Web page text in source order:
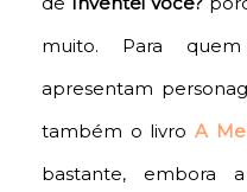
muito. Para
apresentam
também o livroA
bastante, embora